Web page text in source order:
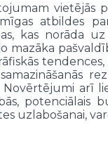
vietējās
atbildes
kas norāda
mazāka
Novērtējumi arī
uzlabošanai,